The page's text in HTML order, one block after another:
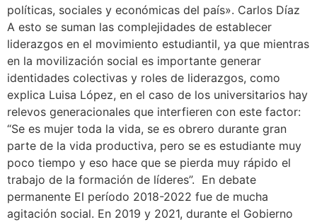
políticas, sociales y económicas del país». Carlos Díaz
A esto se suman las complejidades de establecer
liderazgos en el movimiento estudiantil, ya que mientras
en la movilización social es importante generar
identidades colectivas y roles de liderazgos, como
explica Luisa López, en el caso de los universitarios hay
relevos generacionales que interfieren con este factor:
“Se es mujer toda la vida, se es obrero durante gran
parte de la vida productiva, pero se es estudiante muy
poco tiempo y eso hace que se pierda muy rápido el
trabajo de la formación de líderes”. En debate
permanente El período 2018-2022 fue de mucha
agitación social. En 2019 y 2021, durante el Gobierno